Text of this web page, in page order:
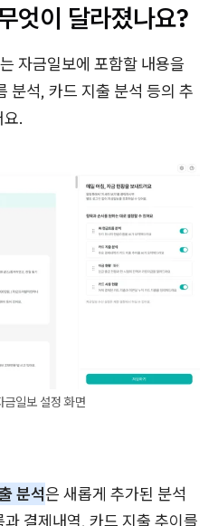
엇이 달라졌나요?
자금일보에 포함할 내용을
분석, 카드 지출 분석 등의 추
.
일보 설정 화면
분석은 새롭게 추가된 분석
결제내역, 카드 지출 추이를